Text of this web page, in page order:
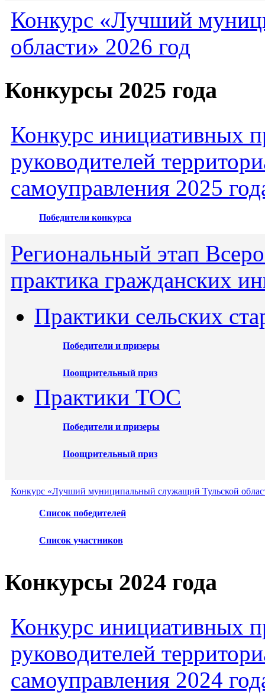
Конкурс «Лучший
области» 2026 год
Конкурсы 2025 года
Конкурс инициативных
руководителей
самоуправления 2025
Победители конкурса
Региональный этап
практика гражданских
Практики сельских
Победители и призеры
Поощрительный приз
Практики ТОС
Победители и призеры
Поощрительный приз
Конкурс «Лучший муниципальный служащий Тульской
Список победителей
Список участников
Конкурсы 2024 года
Конкурс инициативных
руководителей
самоуправления 2024